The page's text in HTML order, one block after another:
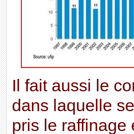
Il fait aussi le
dans laquelle
pris le raffinage